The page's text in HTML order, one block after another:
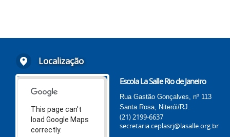
Localização
This page can't
load Google Maps
correctly.
Escola La Salle Rio de Janeiro
Rua Gastão Gonçalves, nº 113
Santa Rosa, Niterói/RJ.
(21) 2199-6637
secretaria.ceplasrj@lasalle.org.br